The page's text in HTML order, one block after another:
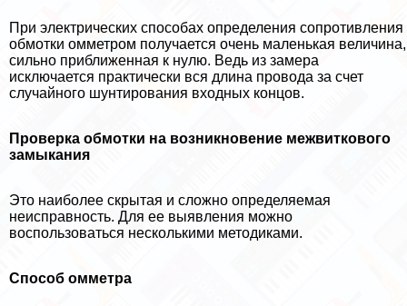
При электрических способах определения сопротивления
обмотки омметром получается очень маленькая величина,
сильно приближенная к нулю. Ведь из замера
исключается пpaктически вся длина провода за счет
случайного шунтирования входных концов.
Проверка обмотки на возникновение межвиткового
замыкания
Это наиболее скрытая и сложно определяемая
неисправность. Для ее выявления можно
воспользоваться несколькими методиками.
Способ омметра